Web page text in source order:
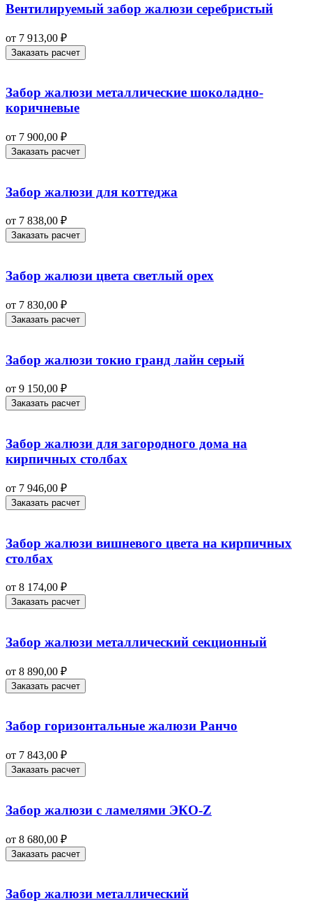
Вентилируемый забор жалюзи серебристый
от 7 913,00 ₽
Заказать расчет
Забор жалюзи металлические шоколадно-
коричневые
от 7 900,00 ₽
Заказать расчет
Забор жалюзи для коттеджа
от 7 838,00 ₽
Заказать расчет
Забор жалюзи цвета светлый орех
от 7 830,00 ₽
Заказать расчет
Забор жалюзи токио гранд лайн серый
от 9 150,00 ₽
Заказать расчет
Забор жалюзи для загородного дома на
кирпичных столбах
от 7 946,00 ₽
Заказать расчет
Забор жалюзи вишневого цвета на кирпичных
столбах
от 8 174,00 ₽
Заказать расчет
Забор жалюзи металлический секционный
от 8 890,00 ₽
Заказать расчет
Забор горизонтальные жалюзи Ранчо
от 7 843,00 ₽
Заказать расчет
Забор жалюзи с ламелями ЭКО-Z
от 8 680,00 ₽
Заказать расчет
Забор жалюзи металлический